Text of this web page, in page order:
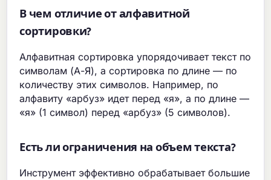
В чем отличие от алфавитной
сортировки?
Алфавитная сортировка упорядочивает текст по
символам (А-Я), а сортировка по длине — по
количеству этих символов. Например, по
алфавиту «арбуз» идет перед «я», а по длине —
«я» (1 символ) перед «арбуз» (5 символов).
Есть ли ограничения на объем текста?
Инструмент эффективно обрабатывает большие